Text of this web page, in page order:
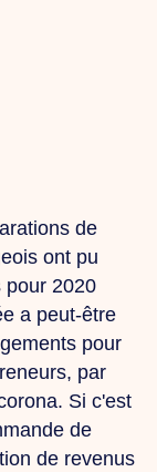
de
ont pu
pour 2020
a peut-être
pour
par
Si c'est
de
de revenus